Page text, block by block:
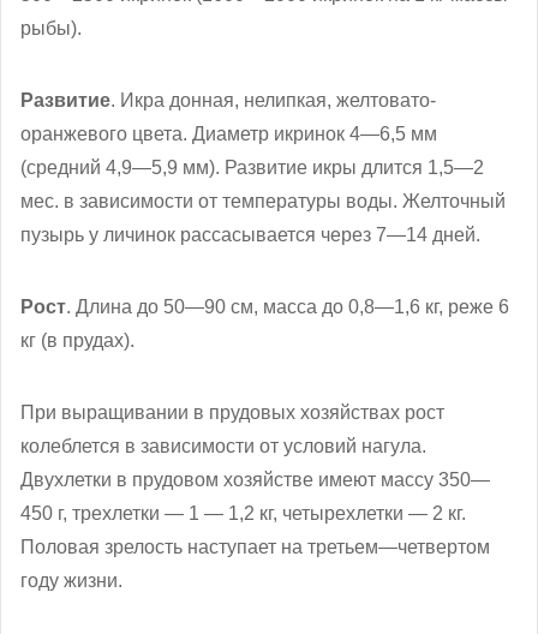
рыбы).
Развитие. Икра донная, нелипкая, желтовато-
оранжевого цвета. Диаметр икринок 4—6,5 мм
(средний 4,9—5,9 мм). Развитие икры длится 1,5—2
мес. в зависимости от температуры воды. Желточный
пузырь у личинок рассасывается через 7—14 дней.
Рост. Длина до 50—90 см, масса до 0,8—1,6 кг, реже 6
кг (в прудах).
При выращивании в прудовых хозяйствах рост
колеблется в зависимости от условий нагула.
Двухлетки в прудовом хозяйстве имеют массу 350—
450 г, трехлетки — 1 — 1,2 кг, четырехлетки — 2 кг.
Половая зрелость наступает на третьем—четвертом
году жизни.